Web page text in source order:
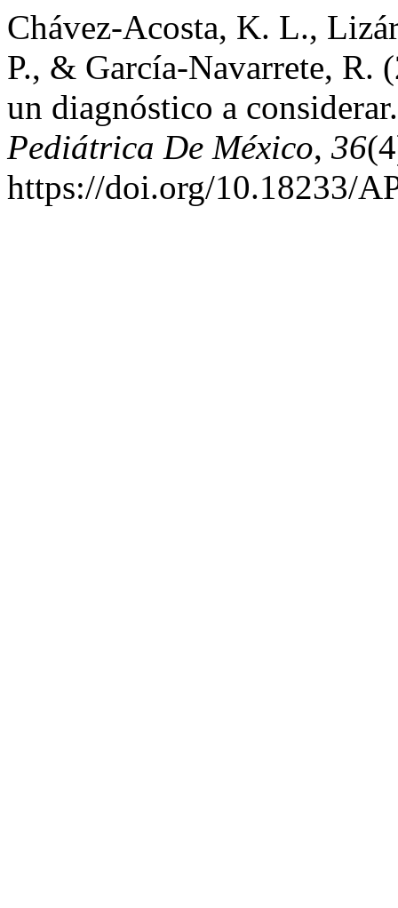
Chávez-Acosta, K. L.,
P., & García-Navarrete, R.
un diagnóstico a
Pediátrica De México, 36
https://doi.org/10.18233/